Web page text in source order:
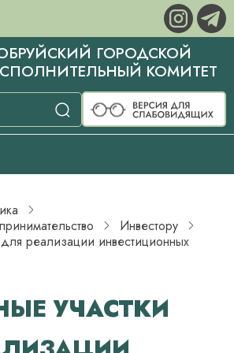
ГОРОДСКОЙ
КОМИТЕТ
­Инвестору
реализации инвестиционных
УЧАСТКИ